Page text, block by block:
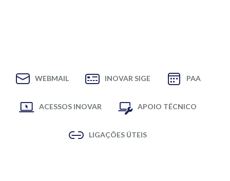
WEBMAIL INOVAR SIGE PAA
ACESSOS INOVAR APOIO TÉCNICO
LIGAÇÕES ÚTEIS